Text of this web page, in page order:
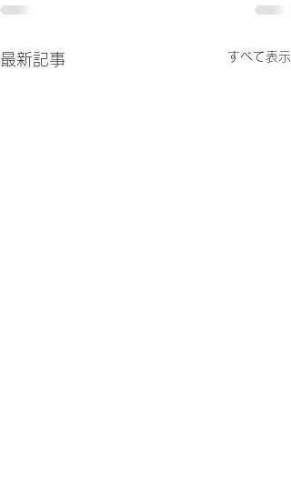
最新記事 すべて表示